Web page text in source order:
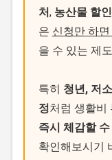
처, 농산물 할
은 신청만 하
을 수 있는 제
특히 청년, 저
정처럼 생활비
즉시 체감할
확인해보시기